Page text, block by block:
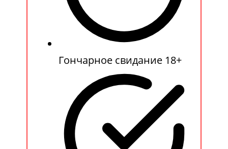
Гончарное свидание 18+